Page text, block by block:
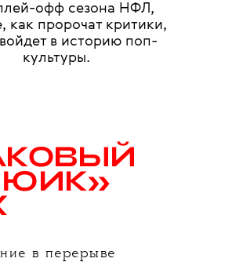
офф сезона НФЛ,
как пророчат критики,
в историю поп-
культуры.
в перерыве